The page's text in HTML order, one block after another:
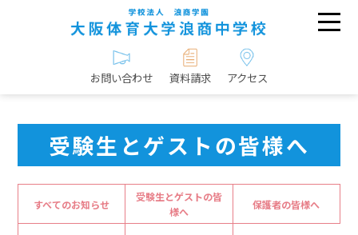
お問い合わせ 資料請求 アクセス
受験生とゲストの皆様へ
すべてのお知らせ
受験生とゲストの皆
様へ
保護者の皆様へ